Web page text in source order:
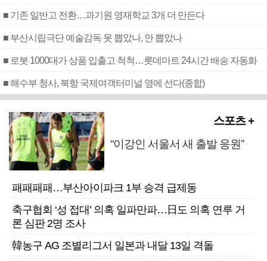
■ 기존 일반고 전환…과기원 영재학교 3개 더 만든다
■ 부산시립극단 예술감독 못 뽑았나, 안 뽑았나
■ 로봇 1000대가 상품 입출고 척척…롯데마트 24시간 배송 자동화
■ 해수부 청사, 북항 국제여객터미널 옆에 선다(종합)
스포츠 +
“이강인 서울서 새 출발 응원”
패패패패…부산아이파크 1부 승격 급제동
축구협회 ‘성 접대’ 의혹 일파만파…日도 의혹 연루 거
론 심판 2명 조사
韓농구 AG 조별리그서 일본과 내달 13일 격돌